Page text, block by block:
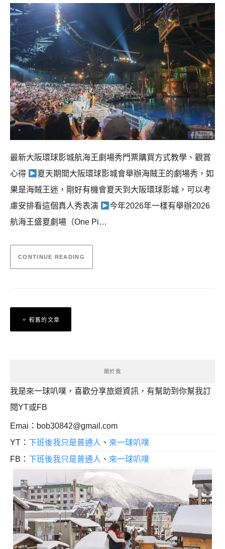
最新大阪環球影城航海王劇場秀門票購買方式教學、觀賞
心得
夏天期間大阪環球影城會舉辦海賊王的劇場秀，如
果是海賊王迷，剛好有機會夏天到大阪環球影城，可以考
慮安排看這個真人秀表演
今年2026年一樣有舉辦2026
航海王盛夏劇場（One Pi…
CONTINUE READING
文
章
較舊的文章
關於我
我是來一球叭噗，喜歡分享旅遊資訊，有幫助到你幫我訂
閱YT或FB
Emai： bob30842@gmail.com
YT： 下班後我只是普通人 、 來一球叭噗
FB： 下班後我只是普通人 、 來一球叭噗